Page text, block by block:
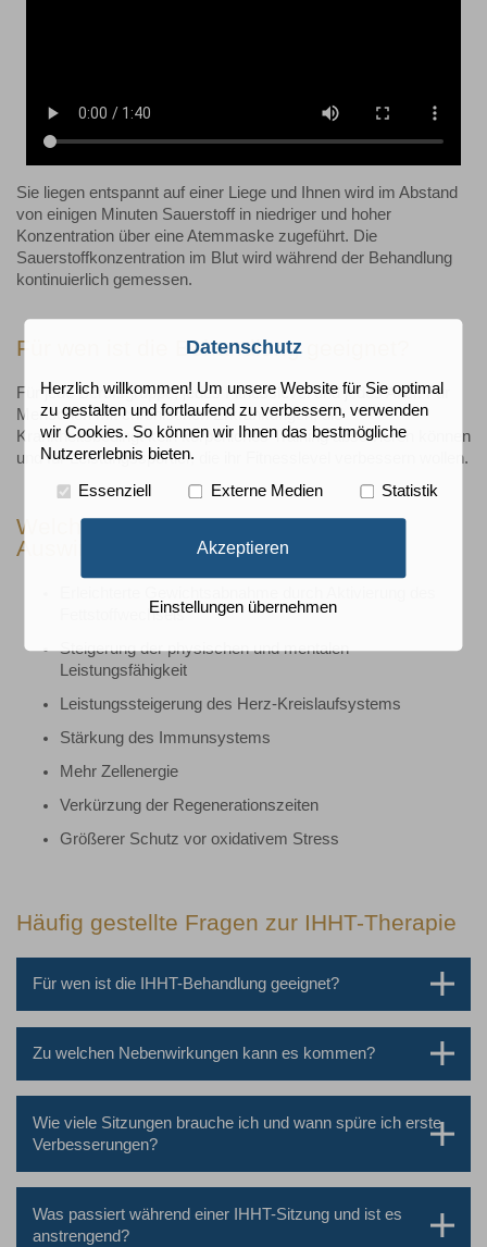
Sie liegen entspannt auf einer Liege und Ihnen wird im Abstand
von einigen Minuten Sauerstoff in niedriger und hoher
Konzentration über eine Atemmaske zugeführt. Die
Sauerstoffkonzentration im Blut wird während der Behandlung
kontinuierlich gemessen.
Für wen ist die Behandlung geeignet?
Für jede Berufsgruppe, jedes Fitnesslevel und jedes Alter. Für
Menschen mit chronischen Erkrankungen, die
Krankheitsbedingt kein körperliches Training absolvieren können
und für Leistungssportler, die ihr Fitnesslevel verbessern wollen.
Welche positiven gesundheitlichen
Auswirkungen sind zu erwarten?
Fettstoffwechsels
Steigerung der physischen und mentalen
Leistungsfähigkeit
Leistungssteigerung des Herz-Kreislaufsystems
Stärkung des Immunsystems
Mehr Zellenergie
Verkürzung der Regenerationszeiten
Größerer Schutz vor oxidativem Stress
Häufig gestellte Fragen zur IHHT-Therapie
Für wen ist die IHHT-Behandlung geeignet?
Zu welchen Nebenwirkungen kann es kommen?
Wie viele Sitzungen brauche ich und wann spüre ich erste
Verbesserungen?
Was passiert während einer IHHT-Sitzung und ist es
anstrengend?
Datenschutz
Herzlich willkommen! Um unsere Website für Sie optimal
zu gestalten und fortlaufend zu verbessern, verwenden
wir Cookies. So können wir Ihnen das bestmögliche
Nutzererlebnis bieten.
Essenziell Externe Medien Statistik
Akzeptieren
Einstellungen übernehmen